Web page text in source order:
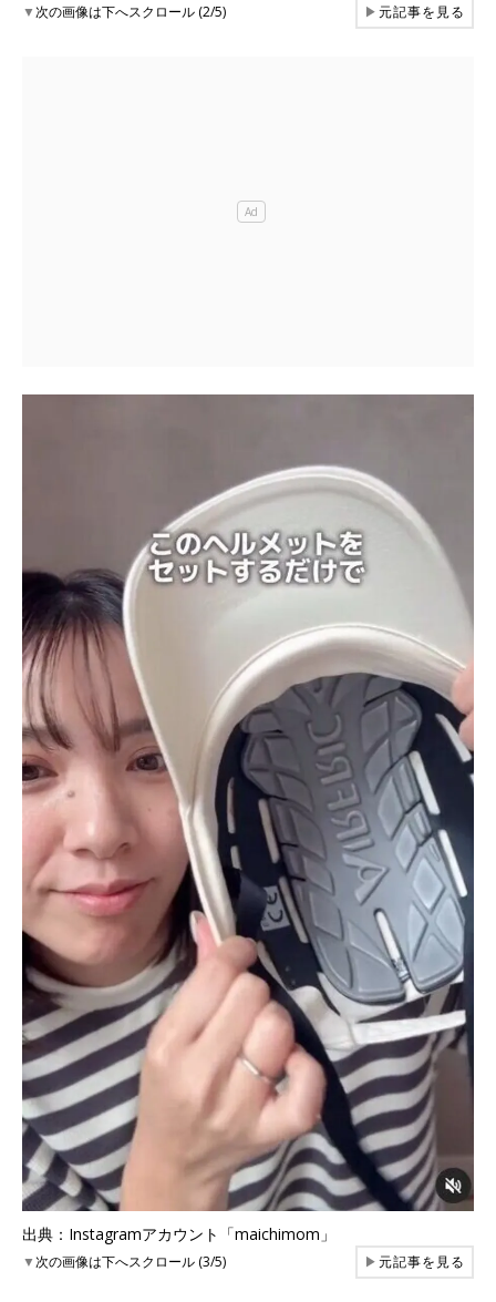
▼次の画像は下へスクロール (2/5) ▶元記事を見る
出典：Instagramアカウント「maichimom」
▼次の画像は下へスクロール (3/5) ▶元記事を見る